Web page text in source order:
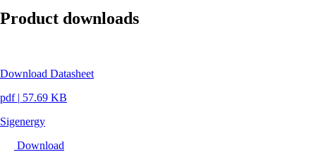
Product downloads
Download Datasheet
pdf | 57.69 KB
Sigenergy
Download